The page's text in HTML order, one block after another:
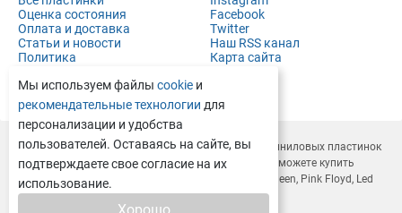
Оценка состояния
Оплата и доставка
Статьи и новости
Политика
Контакты
Полная версия сайта
Facebook
Twitter
Наш RSS канал
Карта сайта
LPlike.com — это современныйинтернет-магазин виниловых пластинок
с доставкой по всей России и СНГ. У нас вы легко сможете купить
виниловые пластинки
Depeche Mode, Rammstein, Queen, Pink Floyd, Led
Zeppelin, Deep Purple и многие другие.
Мы используем файлы cookie и
рекомендательные технологии для
персонализации и удобства
пользователей. Оставаясь на сайте, вы
подтверждаете свое согласие на их
использование.